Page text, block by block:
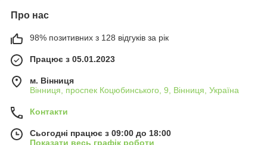
Про нас
98% позитивних з 128 відгуків за рік
Працює з 05.01.2023
м. Вінниця
Вінниця, проспек Коцюбинського, 9, Вінниця, Україна
Контакти
Сьогодні працює з 09:00 до 18:00
Показати весь графік роботи